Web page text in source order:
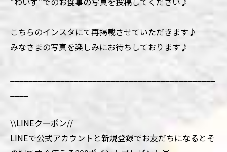
こちらのインスタにて再掲載させていただきます♪
みなさまの写真を楽しみにお待ちしております♪
_____________________________________________
\\LINEクーポン//
LINEで公式アカウントと新規登録でお友だちになるとそ